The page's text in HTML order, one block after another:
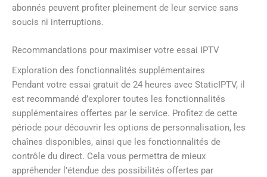
abonnés peuvent profiter pleinement de leur service sans
soucis ni interruptions.
Recommandations pour maximiser votre essai IPTV
Exploration des fonctionnalités supplémentaires
Pendant votre essai gratuit de 24 heures avec StaticIPTV, il
est recommandé d’explorer toutes les fonctionnalités
supplémentaires offertes par le service. Profitez de cette
période pour découvrir les options de personnalisation, les
chaînes disponibles, ainsi que les fonctionnalités de
contrôle du direct. Cela vous permettra de mieux
appréhender l’étendue des possibilités offertes par